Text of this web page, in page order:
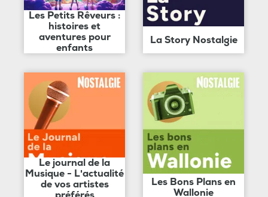
Les Petits Rêveurs :
histoires et
aventures pour
enfants
La Story Nostalgie
Le journal de la
Musique - L'actualité
de vos artistes
Les Bons Plans en
Wallonie